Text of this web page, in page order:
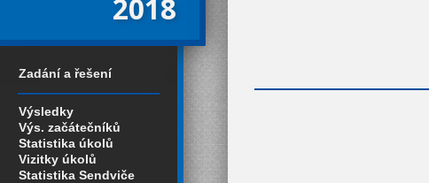
2018
Zadání a řešení
Výsledky
Výs. začátečníků
Statistika úkolů
Vizitky úkolů
Statistika Sendviče